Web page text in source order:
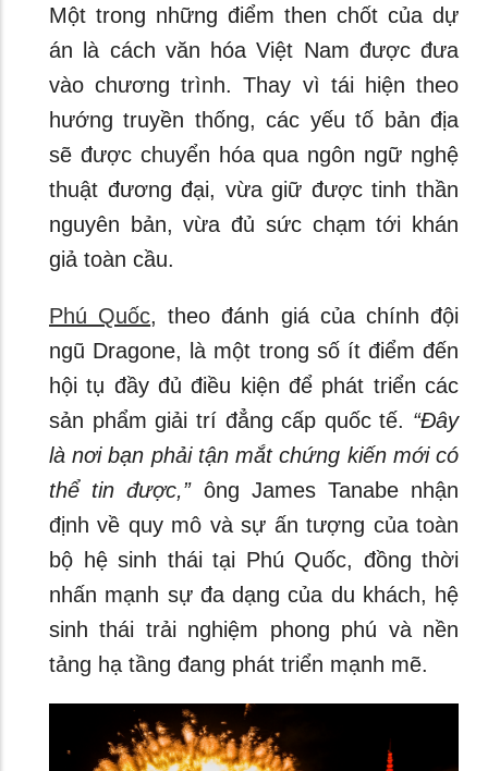
Một trong những điểm then chốt của dự
án là cách văn hóa Việt Nam được đưa
vào chương trình. Thay vì tái hiện theo
hướng truyền thống, các yếu tố bản địa
sẽ được chuyển hóa qua ngôn ngữ nghệ
thuật đương đại, vừa giữ được tinh thần
nguyên bản, vừa đủ sức chạm tới khán
giả toàn cầu.
Phú Quốc, theo đánh giá của chính đội
ngũ Dragone, là một trong số ít điểm đến
hội tụ đầy đủ điều kiện để phát triển các
sản phẩm giải trí đẳng cấp quốc tế. “Đây
là nơi bạn phải tận mắt chứng kiến mới có
thể tin được,” ông James Tanabe nhận
định về quy mô và sự ấn tượng của toàn
bộ hệ sinh thái tại Phú Quốc, đồng thời
nhấn mạnh sự đa dạng của du khách, hệ
sinh thái trải nghiệm phong phú và nền
tảng hạ tầng đang phát triển mạnh mẽ.